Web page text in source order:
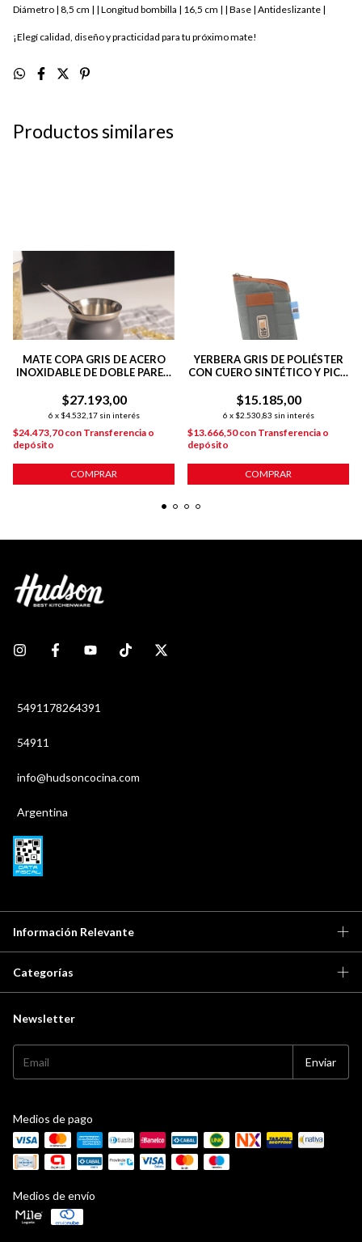
Diámetro | 8,5 cm | | Longitud bombilla | 16,5 cm | | Base | Antideslizante |
¡Elegí calidad, diseño y practicidad para tu próximo mate!
Productos similares
MATE COPA GRIS DE ACERO
INOXIDABLE DE DOBLE PARED
$27.193,00
6 x $4.532,17 sin interés
$24.473,70con Transferencia o
depósito
COMPRAR
YERBERA GRIS DE POLIÉSTER
CON CUERO SINTÉTICO Y PICO
$15.185,00
6 x $2.530,83 sin interés
$13.666,50con Transferencia o
depósito
COMPRAR
5491178264391
54911
info@hudsoncocina.com
Argentina
Información Relevante
Categorías
Newsletter
Medios de pago
Medios de envío